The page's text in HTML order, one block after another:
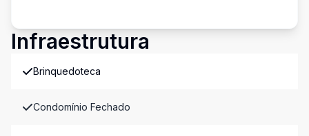
Infraestrutura
Brinquedoteca
Condomínio Fechado